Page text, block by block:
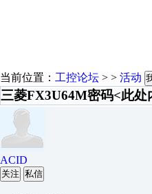
当前位置： 工控论坛 > > 活动
三菱FX3U64M密码<此处
ACID
关注 私信